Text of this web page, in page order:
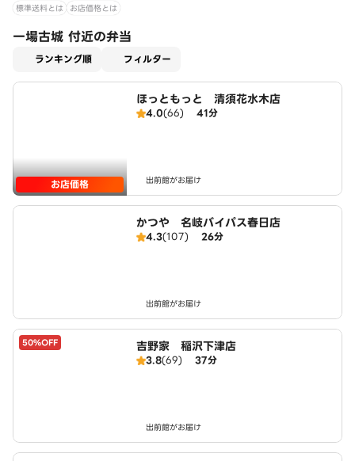
標準送料とは お店価格とは
一場古城 付近の弁当
ランキング順 フィルター
お店価格
ほっともっと 清須花水木店
4.0(66) 41分
出前館がお届け
かつや 名岐バイパス春日店
4.3(107) 26分
出前館がお届け
50%OFF 吉野家 稲沢下津店
3.8(69) 37分
出前館がお届け